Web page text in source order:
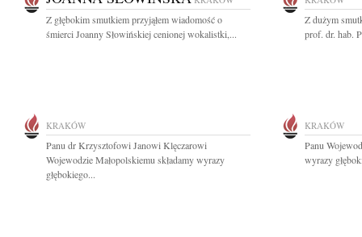
Z głębokim smutkiem przyjąłem wiadomość o
śmierci Joanny Słowińskiej cenionej wokalistki,...
Z dużym
prof. dr. hab.
KRAKÓW
Panu dr Krzysztofowi Janowi Klęczarowi
Wojewodzie Małopolskiemu składamy wyrazy
głębokiego...
KRAKÓW
Panu
wyrazy